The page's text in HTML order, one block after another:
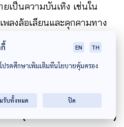
ยเป็นความบันเทิง เช่นใน
ลงล้อเลียนและคุกคามทาง
.ศ. 2537 บทเพลง
พ.ศ. 2541 และเพลง “ประ
สร้าง (structural violence)
EN TH
ปรดศึกษาเพิ่มเติมที่นโยบายคุ้มครอง
รับทั้งหมด ปิด